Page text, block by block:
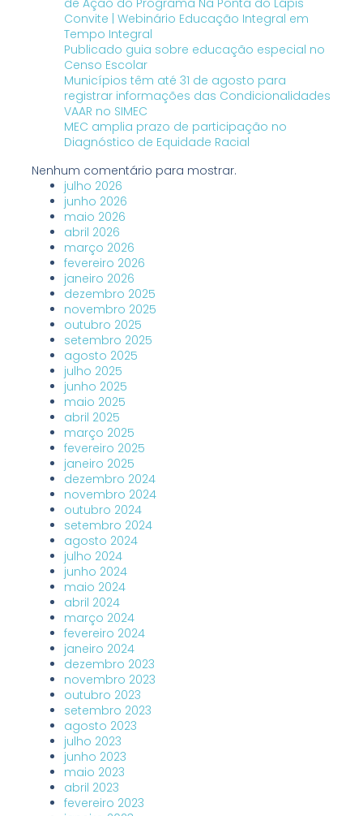
de Ação do Programa Na Ponta do Lápis
Convite | Webinário Educação Integral em
Tempo Integral
Publicado guia sobre educação especial no
Censo Escolar
Municípios têm até 31 de agosto para
registrar informações das Condicionalidades
VAAR no SIMEC
MEC amplia prazo de participação no
Diagnóstico de Equidade Racial
Nenhum comentário para mostrar.
julho 2026
junho 2026
maio 2026
abril 2026
março 2026
fevereiro 2026
janeiro 2026
dezembro 2025
novembro 2025
outubro 2025
setembro 2025
agosto 2025
julho 2025
junho 2025
maio 2025
abril 2025
março 2025
fevereiro 2025
janeiro 2025
dezembro 2024
novembro 2024
outubro 2024
setembro 2024
agosto 2024
julho 2024
junho 2024
maio 2024
abril 2024
março 2024
fevereiro 2024
janeiro 2024
dezembro 2023
novembro 2023
outubro 2023
setembro 2023
agosto 2023
julho 2023
junho 2023
maio 2023
abril 2023
fevereiro 2023